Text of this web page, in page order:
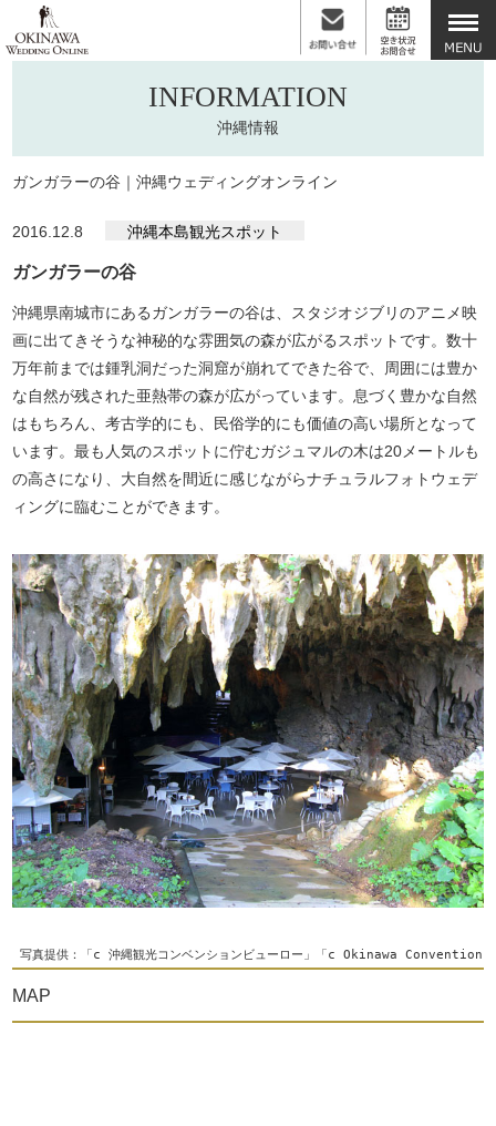
INFORMATION
沖縄情報
ガンガラーの谷｜沖縄ウェディングオンライン
2016.12.8 沖縄本島観光スポット
ガンガラーの谷
沖縄県南城市にあるガンガラーの谷は、スタジオジブリのアニメ映
画に出てきそうな神秘的な雰囲気の森が広がるスポットです。数十
万年前までは鍾乳洞だった洞窟が崩れてできた谷で、周囲には豊か
な自然が残された亜熱帯の森が広がっています。息づく豊かな自然
はもちろん、考古学的にも、民俗学的にも価値の高い場所となって
います。最も人気のスポットに佇むガジュマルの木は20メートルも
の高さになり、大自然を間近に感じながらナチュラルフォトウェデ
ィングに臨むことができます。
写真提供：「c 沖縄観光コンベンションビューロー」「c Okinawa
MAP